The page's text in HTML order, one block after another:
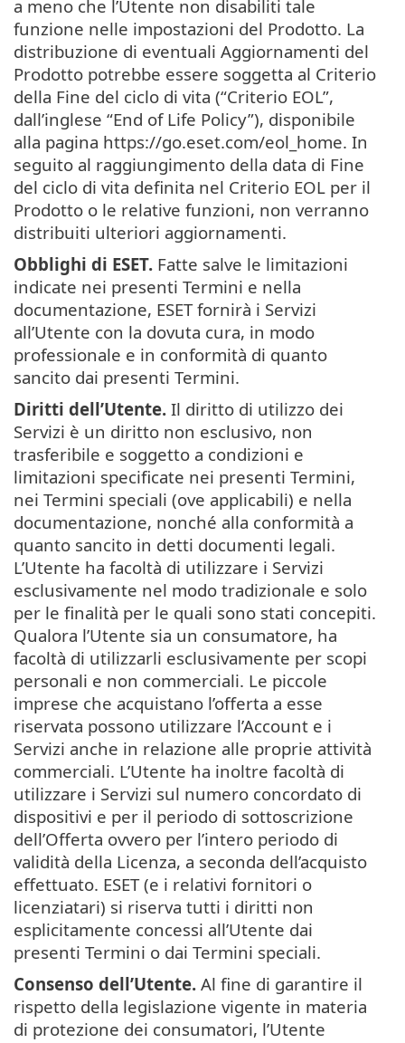
a meno che l’Utente non disabiliti tale
funzione nelle impostazioni del Prodotto. La
distribuzione di eventuali Aggiornamenti del
Prodotto potrebbe essere soggetta al Criterio
della Fine del ciclo di vita (“Criterio EOL”,
dall’inglese “End of Life Policy”), disponibile
alla pagina https://go.eset.com/eol_home. In
seguito al raggiungimento della data di Fine
del ciclo di vita definita nel Criterio EOL per il
Prodotto o le relative funzioni, non verranno
distribuiti ulteriori aggiornamenti.
Obblighi di ESET. Fatte salve le limitazioni
indicate nei presenti Termini e nella
documentazione, ESET fornirà i Servizi
all’Utente con la dovuta cura, in modo
professionale e in conformità di quanto
sancito dai presenti Termini.
Diritti dell’Utente. Il diritto di utilizzo dei
Servizi è un diritto non esclusivo, non
trasferibile e soggetto a condizioni e
limitazioni specificate nei presenti Termini,
nei Termini speciali (ove applicabili) e nella
documentazione, nonché alla conformità a
quanto sancito in detti documenti legali.
L’Utente ha facoltà di utilizzare i Servizi
esclusivamente nel modo tradizionale e solo
per le finalità per le quali sono stati concepiti.
Qualora l’Utente sia un consumatore, ha
facoltà di utilizzarli esclusivamente per scopi
personali e non commerciali. Le piccole
imprese che acquistano l’offerta a esse
riservata possono utilizzare l’Account e i
Servizi anche in relazione alle proprie attività
commerciali. L’Utente ha inoltre facoltà di
utilizzare i Servizi sul numero concordato di
dispositivi e per il periodo di sottoscrizione
dell’Offerta ovvero per l’intero periodo di
validità della Licenza, a seconda dell’acquisto
effettuato. ESET (e i relativi fornitori o
licenziatari) si riserva tutti i diritti non
esplicitamente concessi all’Utente dai
presenti Termini o dai Termini speciali.
Consenso dell’Utente. Al fine di garantire il
rispetto della legislazione vigente in materia
di protezione dei consumatori, l’Utente